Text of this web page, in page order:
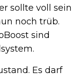
sollte voll sein
noch trüb.
sind
Es darf